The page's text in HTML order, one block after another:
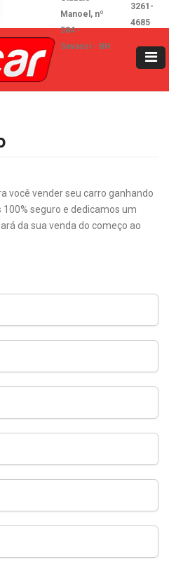
Manoel, nº
584 -
Savassi - BH
3261-
4685
você vender seu carro ganhando
seguro e dedicamos um
da sua venda do começo ao